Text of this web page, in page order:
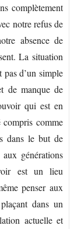
complètement
notre refus de
absence de
La situation
pas d’un simple
de manque de
qui est en
compris comme
dans le but de
générations
est un lieu
penser aux
dans un
actuelle et